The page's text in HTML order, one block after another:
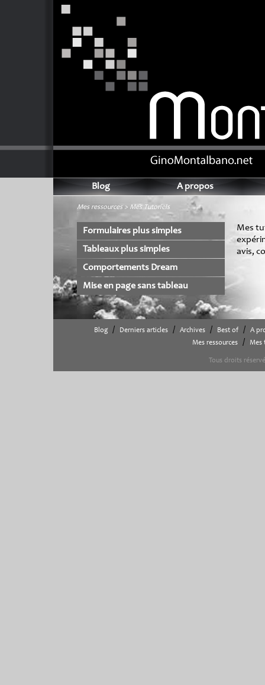
Blog A propos
Mes ressources > Mes Tutoriels
Formulaires plus simples
Tableaux plus simples
Comportements Dream
Mise en page sans tableau
Mes
avis,
Blog / Derniers articles / Archives / Best of /
A
Mes ressources
/ Mes
Tous droits